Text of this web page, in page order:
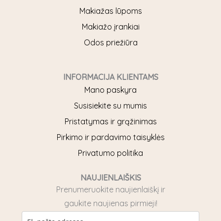
o
k
r
a
m
Makiažas lūpoms
Makiažo įrankiai
Odos priežiūra
INFORMACIJA KLIENTAMS
Mano paskyra
Susisiekite su mumis
Pristatymas ir grąžinimas
Pirkimo ir pardavimo taisyklės
Privatumo politika
NAUJIENLAIŠKIS
Prenumeruokite naujienlaiškį ir
gaukite naujienas pirmieji!